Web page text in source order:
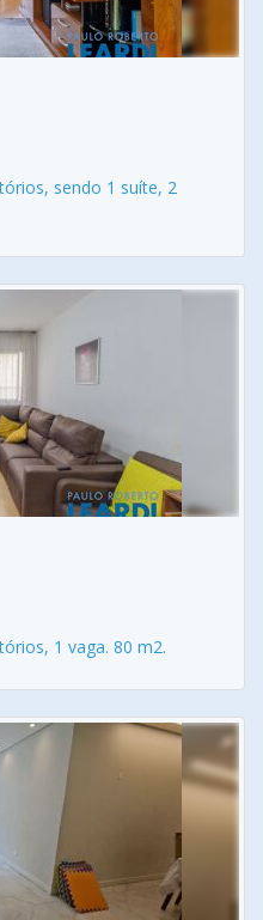
sendo 1 suíte, 2
1 vaga. 80 m2.